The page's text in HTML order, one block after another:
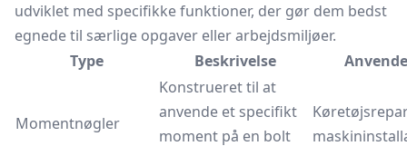
udviklet med specifikke funktioner, der gør dem bedst
egnede til særlige opgaver eller arbejdsmiljøer.
Type
Beskrivelse
Momentnøgler
Konstrueret til at
anvende et specifikt
moment på en bolt